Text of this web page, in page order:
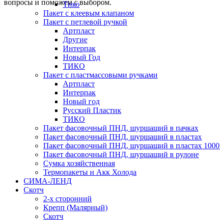
вопросы и поможем с выбором.
Тико
Пакет с клеевым клапаном
Пакет с петлевой ручкой
Артпласт
Другие
Интерпак
Новый Год
ТИКО
Пакет с пластмассовыми ручками
Артпласт
Интерпак
Новый год
Русский Пластик
ТИКО
Пакет фасовочный ПНД, шуршащий в пачках
Пакет фасовочный ПНД, шуршащий в пластах
Пакет фасовочный ПНД, шуршащий в пластах
Пакет фасовочный ПНД, шуршащий в рулоне
Сумка хозяйственная
Термопакеты и Акк Холода
СИМА-ЛЕНД
Скотч
2-х сторонний
Крепп (Малярный)
Скотч